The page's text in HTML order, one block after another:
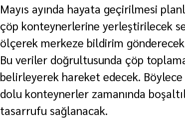
Mayıs ayında hayata geçirilmesi
çöp konteynerlerine yerleştirilecek
ölçerek merkeze bildirim
Bu veriler doğrultusunda çöp
belirleyerek hareket edecek.
dolu konteynerler zamanında
tasarrufu sağlanacak.